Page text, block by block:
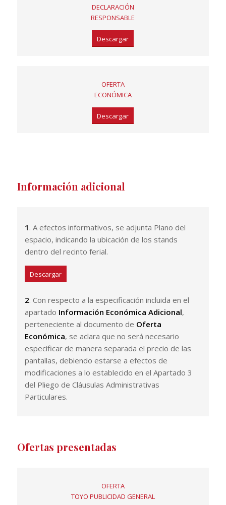
DECLARACIÓN
RESPONSABLE
Descargar
OFERTA
ECONÓMICA
Descargar
Información adicional
1 . A efectos informativos, se adjunta Plano del
espacio, indicando la ubicación de los stands
dentro del recinto ferial.
Descargar
2. Con respecto a la especificación incluida en el
apartado Información Económica Adicional,
perteneciente al documento de Oferta
Económica, se aclara que no será necesario
especificar de manera separada el precio de las
pantallas, debiendo estarse a efectos de
modificaciones a lo establecido en el Apartado 3
del Pliego de Cláusulas Administrativas
Particulares.
Ofertas presentadas
OFERTA
TOYO PUBLICIDAD GENERAL